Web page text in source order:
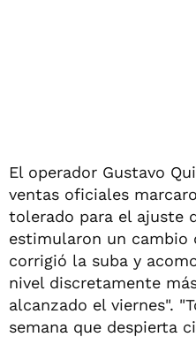
El operador Gustavo
ventas oficiales
tolerado para el ajuste
estimularon un cambio
corrigió la suba y
nivel discretamente
alcanzado el viernes".
semana que despierta